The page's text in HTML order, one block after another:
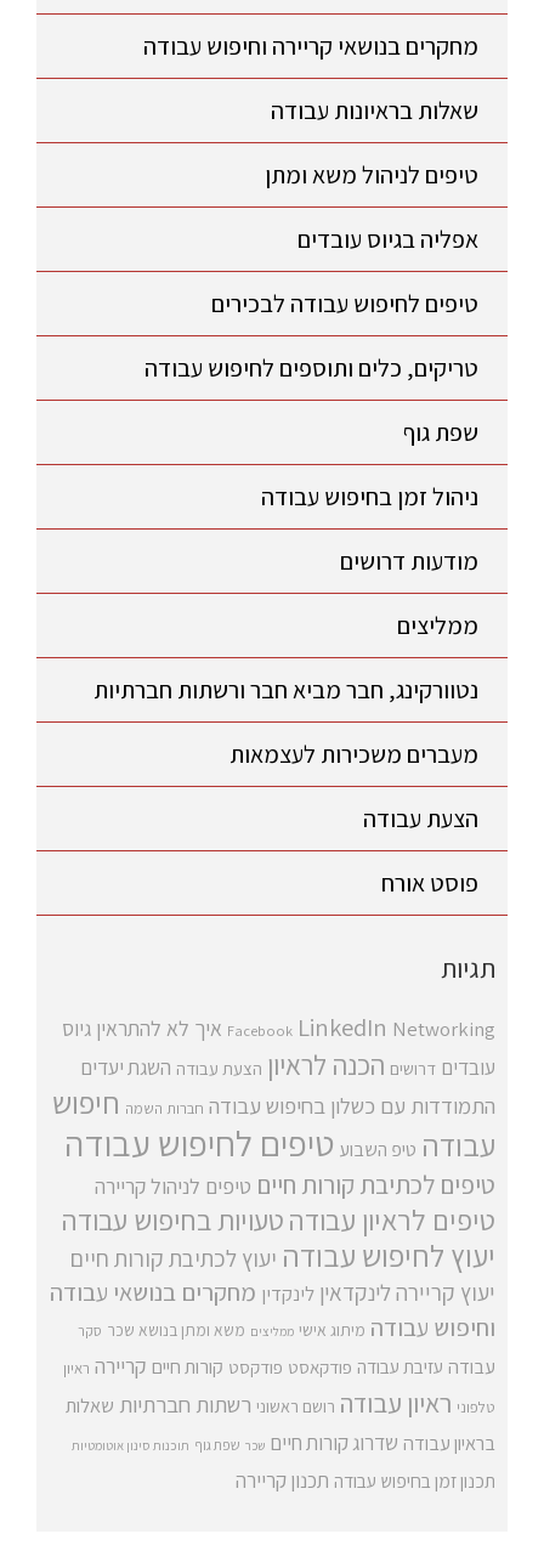
מחקרים בנושאי קריירה וחיפוש עבודה
שאלות בראיונות עבודה
טיפים לניהול משא ומתן
אפליה בגיוס עובדים
טיפים לחיפוש עבודה לבכירים
טריקים, כלים ותוספים לחיפוש עבודה
שפת גוף
ניהול זמן בחיפוש עבודה
מודעות דרושים
ממליצים
נטוורקינג, חבר מביא חבר ורשתות חברתיות
מעברים משכירות לעצמאות
הצעת עבודה
פוסט אורח
תגיות
Facebook LinkedIn Networking איך לא להתראין גיוס
עובדים דרושים הכנה לראיון הצעת עבודה השגת יעדים
התמודדות עם כשלון בחיפוש עבודה חברות השמה חיפוש
עבודה טיפ השבוע טיפים לחיפוש עבודה
טיפים לכתיבת קורות חיים טיפים לניהול קריירה
טיפים לראיון עבודהטעויות בחיפוש עבודה
יעוץ לחיפוש עבודה יעוץ לכתיבת קורות חיים
יעוץ קריירה לינקדאין לינקדין מחקרים בנושאי עבודה
וחיפוש עבודה מיתוג אישי ממליצים משא ומתן בנושא שכר סקר
עבודה עזיבת עבודה פודקאסט פודקסט קורות חיים קריירה ראיון
טלפוני ראיון עבודה רושם ראשוני רשתות חברתיות שאלות
בראיון עבודה שדרוג קורות חיים שכר שפת גוף תוכנות סינון אוטומטיות
תכנון זמן בחיפוש עבודה תכנון קריירה